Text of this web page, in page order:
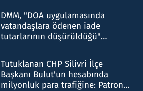
DMM, "DOA uygulamasında
vatandaşlara ödenen iade
tutarlarının düşürüldüğü"
Tutuklanan CHP Silivri İlçe
Başkanı Bulut'un hesabında
milyonluk para trafiğine: Patron